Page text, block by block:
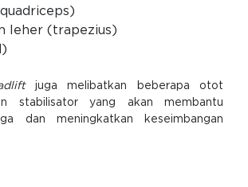
leher (trapezius)
juga melibatkan beberapa otot
stabilisator yang akan membantu
dan meningkatkan keseimbangan